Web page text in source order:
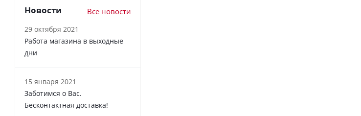
Новости Все новости
29 октября 2021
Работа магазина в выходные
дни
15 января 2021
Заботимся о Вас.
Бесконтактная доставка!